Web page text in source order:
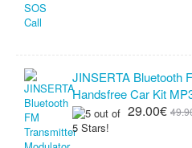
JINSERTA Bluetooth
Handsfree Car Kit
29.00€